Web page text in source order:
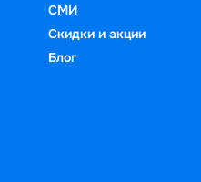
СМИ
Скидки и акции
Блог